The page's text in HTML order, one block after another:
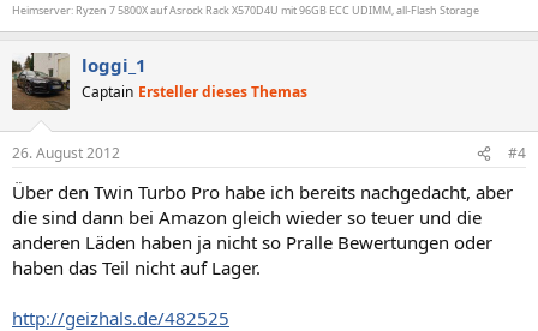
Heimserver: Ryzen 7 5800X auf Asrock Rack X570D4U mit 96GB ECC UDIMM, all-Flash Storage
loggi_1
Captain Ersteller dieses Themas
26. August 2012 #4
Über den Twin Turbo Pro habe ich bereits nachgedacht, aber
die sind dann bei Amazon gleich wieder so teuer und die
anderen Läden haben ja nicht so Pralle Bewertungen oder
haben das Teil nicht auf Lager.
http://geizhals.de/482525